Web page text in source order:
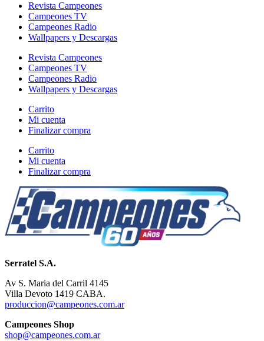
Revista Campeones
Campeones TV
Campeones Radio
Wallpapers y Descargas
Revista Campeones
Campeones TV
Campeones Radio
Wallpapers y Descargas
Carrito
Mi cuenta
Finalizar compra
Carrito
Mi cuenta
Finalizar compra
Serratel S.A.
Av S. Maria del Carril 4145
Villa Devoto 1419 CABA.
produccion@campeones.com.ar
Campeones Shop
shop@campeones.com.ar